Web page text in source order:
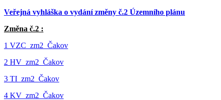
Veřejná vyhláška o vydání změny č.2 Územního plánu
Změna č.2 :
1 VZC_zm2_Čakov
2 HV_zm2_Čakov
3 TI_zm2_Čakov
4 KV_zm2_Čakov